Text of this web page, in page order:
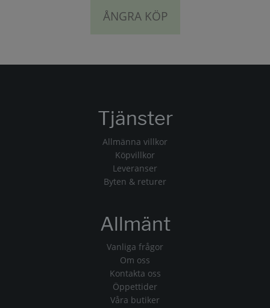
ÅNGRA KÖP
Tjänster
Allmänna villkor
Köpvillkor
Leveranser
Byten & returer
Allmänt
Vanliga frågor
Om oss
Kontakta oss
Öppettider
Våra butiker